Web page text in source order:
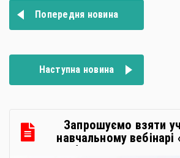
Навігація
записів
Попередня новина
Наступна новина
Запрошуємо взяти
навчальному вебінарі
особистої гігієни та